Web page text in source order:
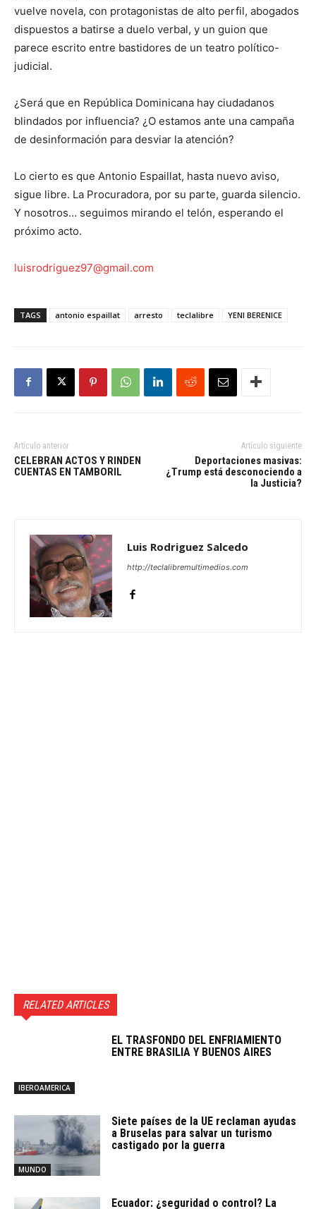
vuelve novela, con protagonistas de alto perfil, abogados
dispuestos a batirse a duelo verbal, y un guion que
parece escrito entre bastidores de un teatro político-
judicial.
¿Será que en República Dominicana hay ciudadanos
blindados por influencia? ¿O estamos ante una campaña
de desinformación para desviar la atención?
Lo cierto es que Antonio Espaillat, hasta nuevo aviso,
sigue libre. La Procuradora, por su parte, guarda silencio.
Y nosotros… seguimos mirando el telón, esperando el
próximo acto.
luisrodriguez97@gmail.com
TAGS antonio espaillat arresto teclalibre YENI BERENICE
Artículo anterior
CELEBRAN ACTOS Y RINDEN
CUENTAS EN TAMBORIL
Artículo siguiente
Deportaciones masivas:
¿Trump está desconociendo a
la Justicia?
Luis Rodriguez Salcedo
http://teclalibremultimedios.com
RELATED ARTICLES
IBEROAMERICA
EL TRASFONDO DEL ENFRIAMIENTO
ENTRE BRASILIA Y BUENOS AIRES
MUNDO
Siete países de la UE reclaman ayudas
a Bruselas para salvar un turismo
castigado por la guerra
Ecuador: ¿seguridad o control? La